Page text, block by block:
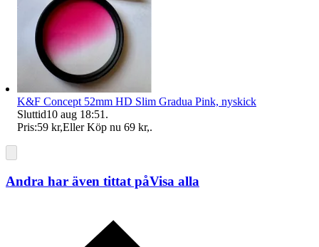
K&F Concept 52mm HD Slim Gradua Pink, nyskick
Sluttid10 aug 18:51 .
Pris:59 kr,Eller Köp nu 69 kr,.
Andra har även tittat påVisa alla